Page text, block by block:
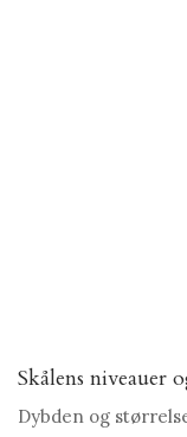
Skålens niveauer
Dybden og